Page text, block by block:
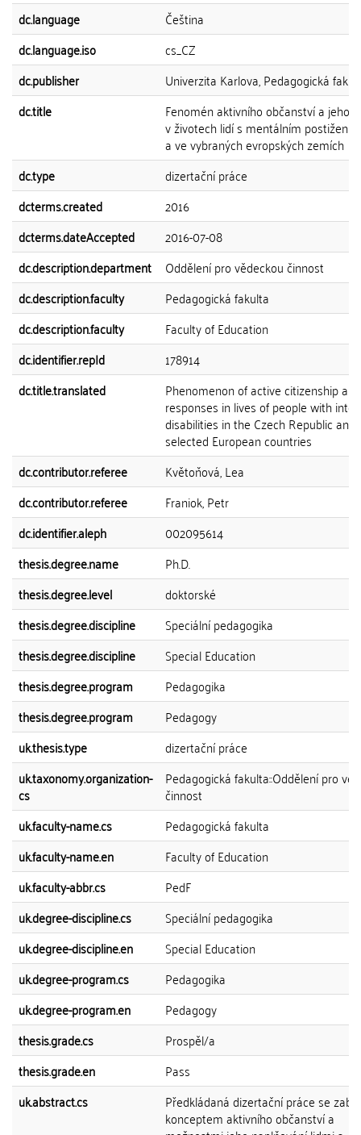
dc.language
Čeština
dc.language.iso
cs_CZ
dc.publisher
Univerzita Karlova, Pedagogická
dc.title
Fenomén aktivního občanství a jeho
v životech lidí s mentálním
a ve vybraných evropských zemích
dc.type
dizertační práce
dcterms.created
2016
dcterms.dateAccepted
2016-07-08
dc.description.department
Oddělení pro vědeckou činnost
dc.description.faculty
Pedagogická fakulta
dc.description.faculty
Faculty of Education
dc.identifier.repId
178914
dc.title.translated
Phenomenon of active citizenship
responses in lives of people with
disabilities in the Czech Republic and
selected European countries
dc.contributor.referee
Květoňová, Lea
dc.contributor.referee
Franiok, Petr
dc.identifier.aleph
002095614
thesis.degree.name
Ph.D.
thesis.degree.level
doktorské
thesis.degree.discipline
Speciální pedagogika
thesis.degree.discipline
Special Education
thesis.degree.program
Pedagogika
thesis.degree.program
Pedagogy
uk.thesis.type
dizertační práce
uk.taxonomy.organization-
cs
Pedagogická fakulta::Oddělení pro
činnost
uk.faculty-name.cs
Pedagogická fakulta
uk.faculty-name.en
Faculty of Education
uk.faculty-abbr.cs
PedF
uk.degree-discipline.cs
Speciální pedagogika
uk.degree-discipline.en
Special Education
uk.degree-program.cs
Pedagogika
uk.degree-program.en
Pedagogy
thesis.grade.cs
Prospěl/a
thesis.grade.en
Pass
uk.abstract.cs
Předkládaná dizertační práce se
konceptem aktivního občanství a